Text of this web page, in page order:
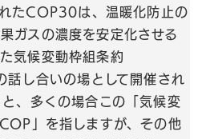
たCOP30は、温暖化防止の
ガスの濃度を安定化させる
気候変動枠組条約
話し合いの場として開催され
、多くの場合この「気候変
」を指しますが、その他